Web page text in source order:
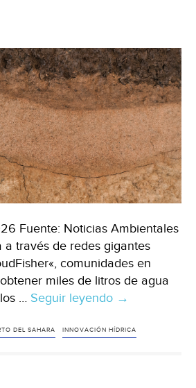
Fuente: Noticias Ambientales
a través de redes gigantes
comunidades en
miles de litros de agua
… Seguir leyendo Internacional
Cosecha
→
DEL SAHARA INNOVACIÓN HÍDRICA